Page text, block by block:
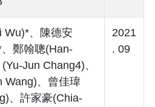
Wu)*、陳德安
鄭翰聰(Han-
Jun Chang4)、
Wang)、曾佳瑋
、許家豪(Chia-
2021
. 09